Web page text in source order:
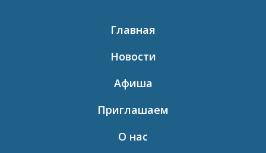
Главная
Новости
Афиша
Приглашаем
О нас